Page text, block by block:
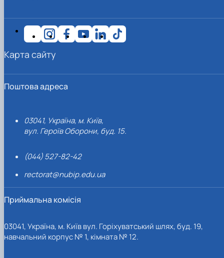
Поштова адреса
03041, Україна, м. Київ,
вул. Героїв Оборони, буд. 15.
(044) 527-82-42
rectorat@nubip.edu.ua
Приймальна комісія
03041, Україна, м. Київ вул. Горіхуватський шлях, буд. 19,
навчальний корпус № 1, кімната № 12.
Карта сайту